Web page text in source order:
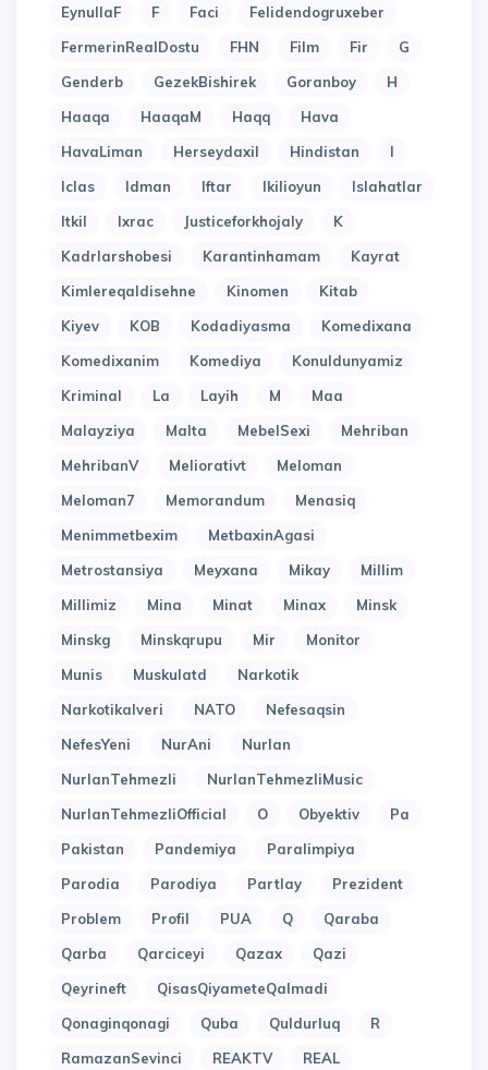
EynullaF F Faci
Felidendogruxeber
FermerinRealDostu
FHN Film Fir
G
Genderb
GezekBishirek Goranboy
H
Haaqa
HaaqaM Haqq
Hava
HavaLiman
Herseydaxil Hindistan
I
Iclas
Idman Iftar Ikilioyun
Islahatlar
Itkil
Ixrac Justiceforkhojaly
K
Kadrlarshobesi
Karantinhamam
Kayrat
Kimlereqaldisehne
Kinomen
Kitab
Kiyev
KOB Kodadiyasma
Komedixana
Komedixanim
Komediya
Konuldunyamiz
Kriminal
La Layih M
Maa
Malayziya
Malta MebelSexi
Mehriban
MehribanV
Meliorativt
Meloman
Meloman7
Memorandum
Menasiq
Menimmetbexim
MetbaxinAgasi
Metrostansiya
Meyxana Mikay
Millim
Millimiz
Mina Minat Minax
Minsk
Minskg
Minskqrupu Mir
Monitor
Munis
Muskulatd
Narkotik
Narkotikalveri
NATO
Nefesaqsin
NefesYeni
NurAni
Nurlan
NurlanTehmezli
NurlanTehmezliMusic
NurlanTehmezliOfficial
O Obyektiv
Pa
Pakistan
Pandemiya
Paralimpiya
Parodia
Parodiya Partlay
Prezident
Problem
Profil PUA Q
Qaraba
Qarba
Qarciceyi Qazax
Qazi
Qeyrineft
QisasQiyameteQalmadi
Qonaginqonagi
Quba Quldurluq
R
RamazanSevinci
REAKTV
REAL